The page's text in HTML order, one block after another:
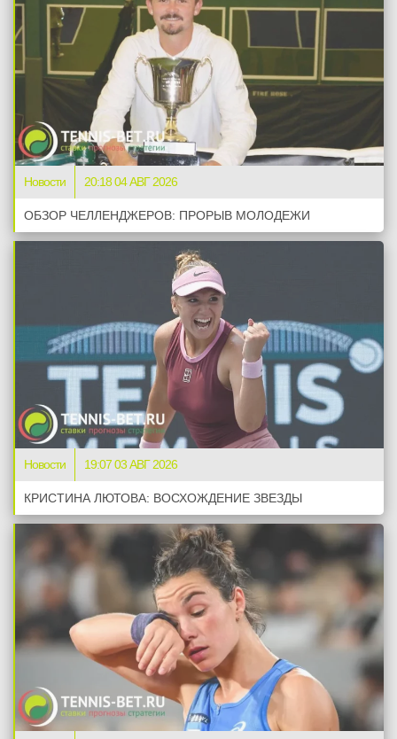
Новости 20:18 04 АВГ 2026
ОБЗОР ЧЕЛЛЕНДЖЕРОВ: ПРОРЫВ МОЛОДЕЖИ
Новости 19:07 03 АВГ 2026
КРИСТИНА ЛЮТОВА: ВОСХОЖДЕНИЕ ЗВЕЗДЫ